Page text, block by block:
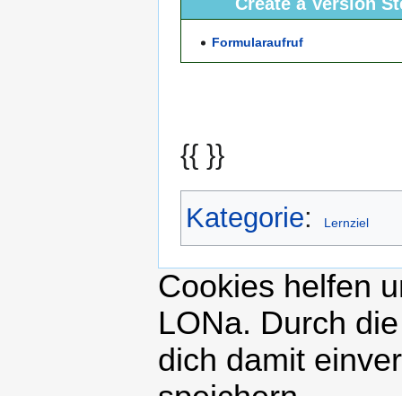
Formularaufruf
{{ }}
Kategorie: Lernziel
Cookies helfen
LONa. Durch
dich damit